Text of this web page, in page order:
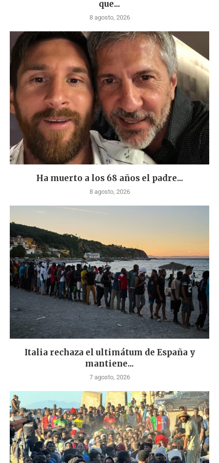
que...
8 agosto, 2026
Ha muerto a los 68 años el padre...
8 agosto, 2026
Italia rechaza el ultimátum de España y
mantiene...
7 agosto, 2026